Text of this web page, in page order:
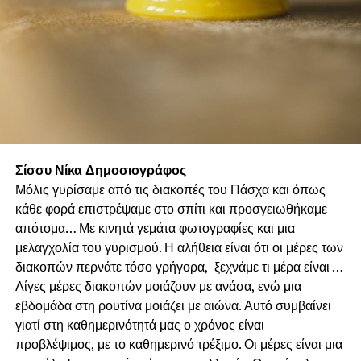
περιβάλλοντος σε διάφορους τομείς. Ξαφνικά θα
βρισκόταν σε μια άγνωστη περιοχή με διαφορετικούς
γνωρίζεις ότι σου αξίζει και ότι δεν θα βρεθεί κανένας να
σε αμφισβητήσει. Η Επιτυχία είναι μια αυστηρά
προσωπική υπόθεση.
– Ο Φόβος της Έκθεσης. Η επιθυμία της Μαρίας να
παραμείνει ανώνυμη αν και πετυχημένη την εμποδίζει να
εκτεθεί στη δημόσια παρατήρηση. Αυτό εν μέρει οφείλεται
στο φόβο του φθόνου των άλλων. Προκειμένου να μην τη
ζηλεύουν και να μην τη φθονούν παραμένει στην αφάνεια
και κρατά κρυφές και τις παραμικρές έστω επιτυχίες της.
Σίσσυ Νίκα Δημοσιογράφος
Μόλις γυρίσαμε από τις διακοπές του Πάσχα και όπως
κάθε φορά επιστρέψαμε στο σπίτι και προσγειωθήκαμε
απότομα… Με κινητά γεμάτα φωτογραφίες και μια
μελαγχολία του γυρισμού. Η αλήθεια είναι ότι οι μέρες των
διακοπών περνάτε τόσο γρήγορα, ξεχνάμε τι μέρα είναι …
Λίγες μέρες διακοπών μοιάζουν με ανάσα, ενώ μια
εβδομάδα στη ρουτίνα μοιάζει με αιώνα. Αυτό συμβαίνει
γιατί στη καθημερινότητά μας ο χρόνος είναι
προβλέψιμος, με το καθημερινό τρέξιμο. Οι μέρες είναι μια